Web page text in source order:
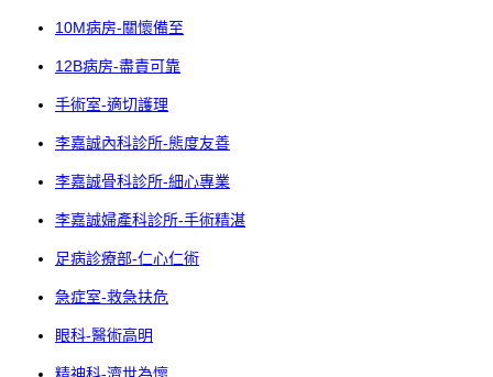
10M病房-關懷備至
12B病房-盡責可靠
手術室-適切護理
李嘉誠內科診所-態度友善
李嘉誠骨科診所-細心專業
李嘉誠婦產科診所-手術精湛
足病診療部-仁心仁術
急症室-救急扶危
眼科-醫術高明